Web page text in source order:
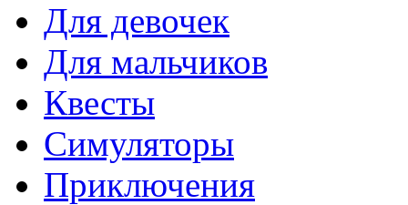
Для девочек
Для мальчиков
Квесты
Симуляторы
Приключения